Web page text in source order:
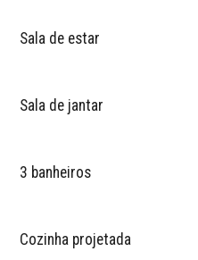
Sala de estar
Sala de jantar
3 banheiros
Cozinha projetada